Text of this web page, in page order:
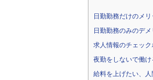
日勤勤務だけのメリ
日勤勤務のみのデメ
求人情報のチェック
夜勤をしないで働け
給料を上げたい、